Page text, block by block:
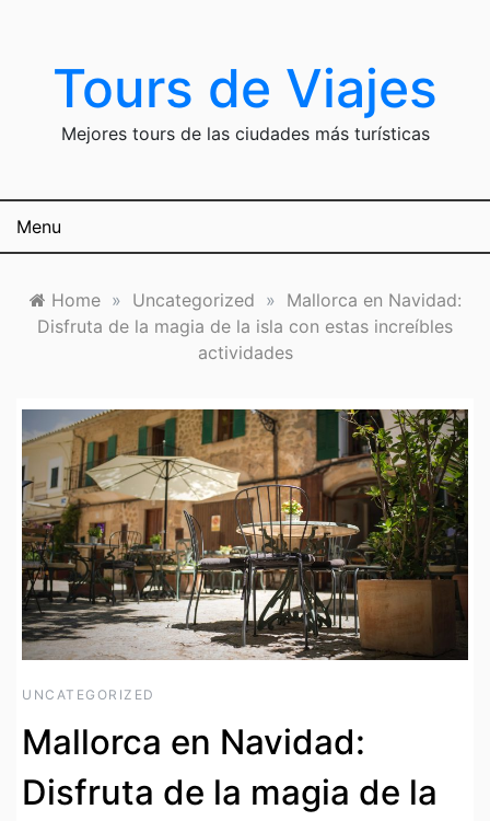
contentTours de Viajes
Mejores tours de las ciudades más turísticas
Menu
Home » Uncategorized » Mallorca en Navidad:
Disfruta de la magia de la isla con estas increíbles
actividades
UNCATEGORIZED
Mallorca en Navidad:
Disfruta de la magia de la